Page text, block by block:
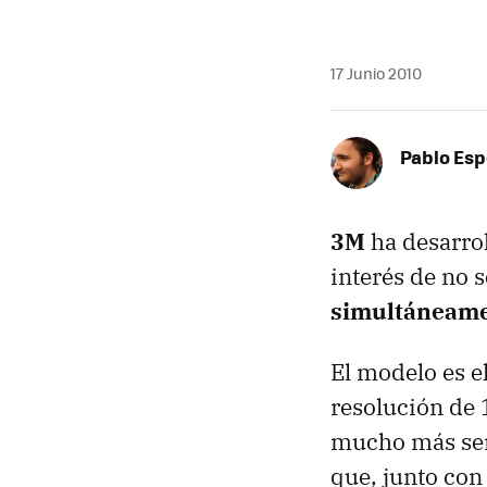
17 Junio 2010
Pablo
3M ha
interés de no
El modelo es
resolución de
mucho más
que, junto